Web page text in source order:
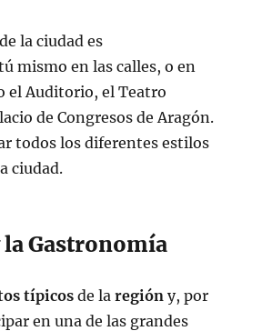
la ciudad es
mismo en las calles, o en
el Auditorio, el Teatro
de Congresos de Aragón.
todos los diferentes estilos
ciudad.
la Gastronomía
típicos de laregión y, por
en una de las grandes